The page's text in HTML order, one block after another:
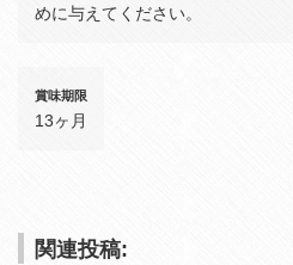
めに与えてください。
賞味期限
13ヶ月
関連投稿: